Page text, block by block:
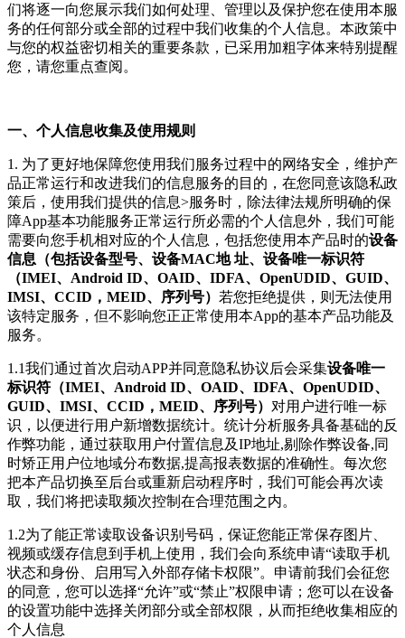
们将逐一向您展示我们如何处理、管理以及保护您在使用本服
务的任何部分或全部的过程中我们收集的个人信息。本政策中
与您的权益密切相关的重要条款，已采用加粗字体来特别提醒
您，请您重点查阅。
一、个人信息收集及使用规则
1. 为了更好地保障您使用我们服务过程中的网络安全，维护产
品正常运行和改进我们的信息服务的目的，在您同意该隐私政
策后，使用我们提供的信息>服务时，除法律法规所明确的保
障App基本功能服务正常运行所必需的个人信息外，我们可能
需要向您手机相对应的个人信息，包括您使用本产品时的设备
信息（包括设备型号、设备MAC地 址、设备唯一标识符
（IMEI、Android ID、OAID、IDFA、OpenUDID、GUID、
IMSI、CCID，MEID、序列号） 若您拒绝提供，则无法使用
该特定服务，但不影响您正正常使用本App的基本产品功能及
服务。
1.1我们通过首次启动APP并同意隐私协议后会采集设备唯一
标识符（IMEI、Android ID、OAID、IDFA、OpenUDID、
GUID、IMSI、CCID，MEID、序列号） 对用户进行唯一标
识，以便进行用户新增数据统计。统计分析服务具备基础的反
作弊功能，通过获取用户付置信息及IP地址,剔除作弊设备,同
时矫正用户位地域分布数据,提高报表数据的准确性。每次您
把本产品切换至后台或重新启动程序时，我们可能会再次读
取，我们将把读取频次控制在合理范围之内。
1.2为了能正常读取设备识别号码，保证您能正常保存图片、
视频或缓存信息到手机上使用，我们会向系统申请“读取手机
状态和身份、启用写入外部存储卡权限”。申请前我们会征您
的同意，您可以选择“允许”或“禁止”权限申请；您可以在设备
的设置功能中选择关闭部分或全部权限，从而拒绝收集相应的
个人信息